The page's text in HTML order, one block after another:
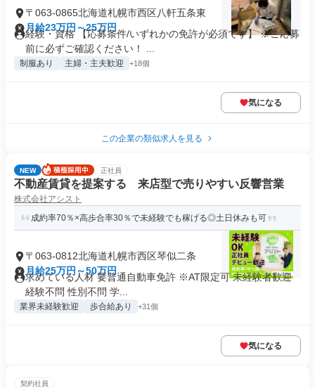
〒063-0865北海道札幌市西区八軒五条東
月給23万円～25万円
経験・資格 【応募条件/いずれかの免許が必須です】 ※ご応募
前に必ずご確認ください！ ...
制服あり 主婦・主夫歓迎 +18個
気になる
この企業の類似求人を見る
NEW 正社員
不動産賃貸を提案する 来店型で売りやすい反響営業
株式会社アシスト
成約率70％×高歩合率30％で未経験でも稼げる◎土日休みも可
〒063-0812北海道札幌市西区琴似二条
月給25万円～50万円
求めている人材 要普通自動車免許 ※AT限定可 未経験者歓迎
経験不問 性別不問 学...
業界未経験歓迎 歩合給あり +31個
気になる
契約社員